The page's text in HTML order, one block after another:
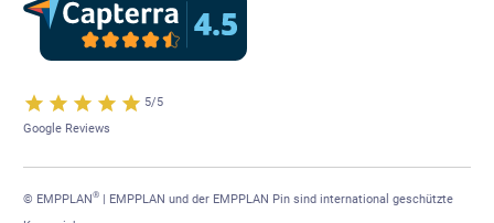
5/5
Google Reviews
© EMPPLAN® | EMPPLAN und der EMPPLAN Pin sind international geschützte